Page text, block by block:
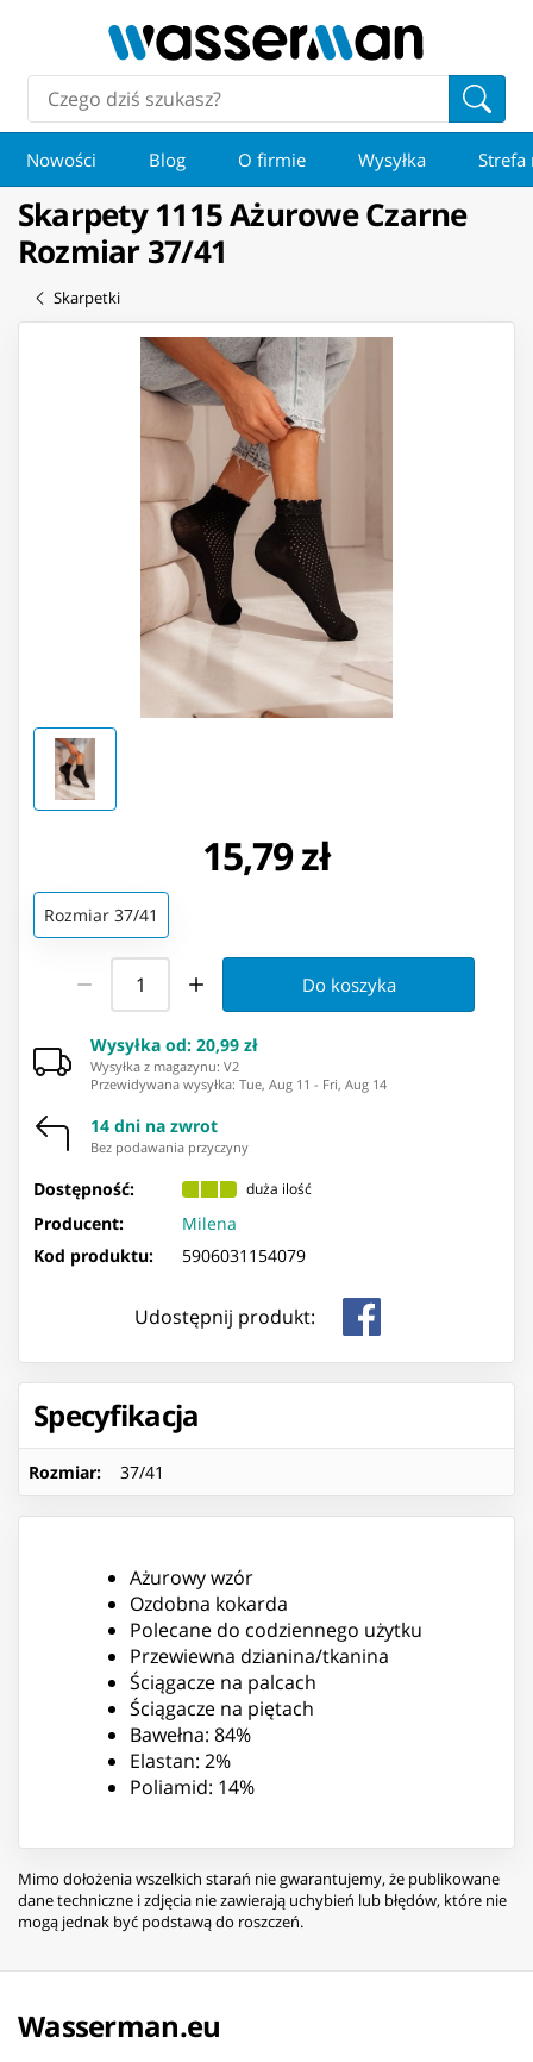
Nowości Blog O firmie Wysyłka Strefa
Skarpety 1115 Ażurowe Czarne
Rozmiar 37/41
Skarpetki
15,79 zł
Rozmiar 37/41
Do koszyka
Wysyłka od: 20,99 zł
Wysyłka z magazynu: ⁨V2⁩
Przewidywana wysyłka: Tue, Aug 11 - Fri, Aug 14
14 dni na zwrot
Bez podawania przyczyny
Dostępność: duża ilość
Producent:
Milena
Kod produktu:
5906031154079
Udostępnij produkt:
Specyfikacja
Rozmiar: 37/41
Ażurowy wzór
Ozdobna kokarda
Polecane do codziennego użytku
Przewiewna dzianina/tkanina
Ściągacze na palcach
Ściągacze na piętach
Bawełna: 84%
Elastan: 2%
Poliamid: 14%
Mimo dołożenia wszelkich starań nie gwarantujemy, że publikowane
dane techniczne i zdjęcia nie zawierają uchybień lub błędów, które nie
mogą jednak być podstawą do roszczeń.
Wasserman.eu